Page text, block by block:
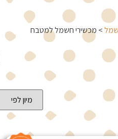
> מכשירי חשמל למטבח